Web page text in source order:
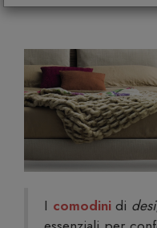
I comodinidi